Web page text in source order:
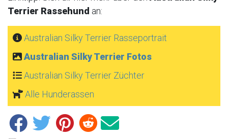
Terrier Rassehund an:
Australian Silky Terrier Rasseportrait
Australian Silky Terrier Fotos
Australian Silky Terrier Züchter
Alle Hunderassen